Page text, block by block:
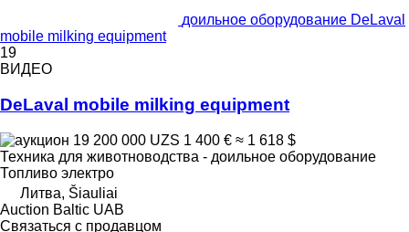
доильное оборудование DeLaval
mobile milking equipment
19
ВИДЕО
DeLaval mobile milking equipment
19 200 000 UZS 1 400 € ≈ 1 618 $
Техника для животноводства - доильное оборудование
Топливо электро
Литва, Šiauliai
Auction Baltic UAB
Связаться с продавцом